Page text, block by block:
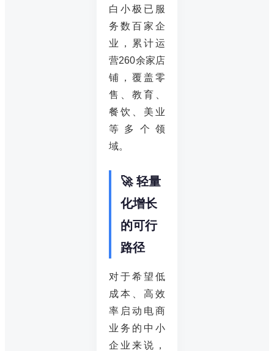
白小极已服
务数百家企
业，累计运
营260余家店
铺，覆盖零
售、教育、
餐饮、美业
等多个领
域。
🚀 轻量
化增长
的可行
路径
对于希望低
成本、高效
率启动电商
业务的中小
企业来说，